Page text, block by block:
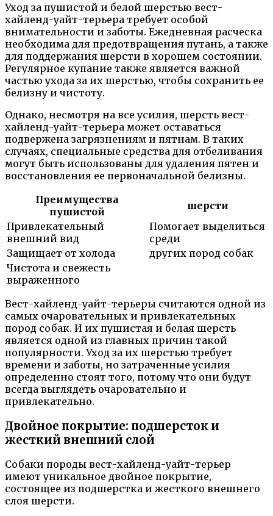
Уход за пушистой и белой шерстью вест-
хайленд-уайт-терьера требует особой
внимательности и заботы. Ежедневная расческа
необходима для предотвращения путань, а также
для поддержания шерсти в хорошем состоянии.
Регулярное купание также является важной
частью ухода за их шерстью, чтобы сохранить ее
белизну и чистоту.
Однако, несмотря на все усилия, шерсть вест-
хайленд-уайт-терьера может оставаться
подвержена загрязнениям и пятнам. В таких
случаях, специальные средства для отбеливания
могут быть использованы для удаления пятен и
восстановления ее первоначальной белизны.
Преимущества
пушистой
шерсти
Привлекательный
внешний вид
Помогает выделиться
среди
Защищает от холода
других пород собак
Чистота и свежесть
выраженного
Вест-хайленд-уайт-терьеры считаются одной из
самых очаровательных и привлекательных
пород собак. И их пушистая и белая шерсть
является одной из главных причин такой
популярности. Уход за их шерстью требует
времени и заботы, но затраченные усилия
определенно стоят того, потому что они будут
всегда выглядеть очаровательно и
привлекательно.
Двойное покрытие: подшерсток и
жесткий внешний слой
Собаки породы вест-хайленд-уайт-терьер
имеют уникальное двойное покрытие,
состоящее из подшерстка и жесткого внешнего
слоя шерсти.